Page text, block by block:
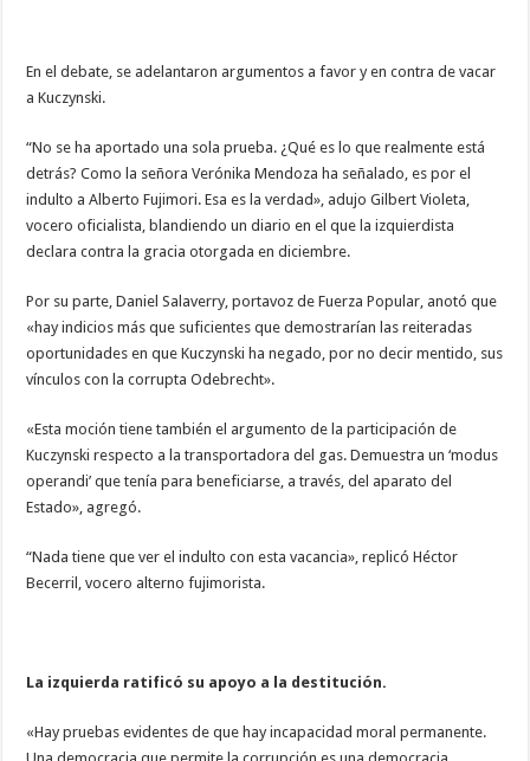
En el debate, se adelantaron argumentos a favor y en contra de vacar
a Kuczynski.
“No se ha aportado una sola prueba. ¿Qué es lo que realmente está
detrás? Como la señora Verónika Mendoza ha señalado, es por el
indulto a Alberto Fujimori. Esa es la verdad», adujo Gilbert Violeta,
vocero oficialista, blandiendo un diario en el que la izquierdista
declara contra la gracia otorgada en diciembre.
Por su parte, Daniel Salaverry, portavoz de Fuerza Popular, anotó que
«hay indicios más que suficientes que demostrarían las reiteradas
oportunidades en que Kuczynski ha negado, por no decir mentido, sus
vínculos con la corrupta Odebrecht».
«Esta moción tiene también el argumento de la participación de
Kuczynski respecto a la transportadora del gas. Demuestra un ‘modus
operandi’ que tenía para beneficiarse, a través, del aparato del
Estado», agregó.
“Nada tiene que ver el indulto con esta vacancia», replicó Héctor
Becerril, vocero alterno fujimorista.
La izquierda ratificó su apoyo a la destitución.
«Hay pruebas evidentes de que hay incapacidad moral permanente.